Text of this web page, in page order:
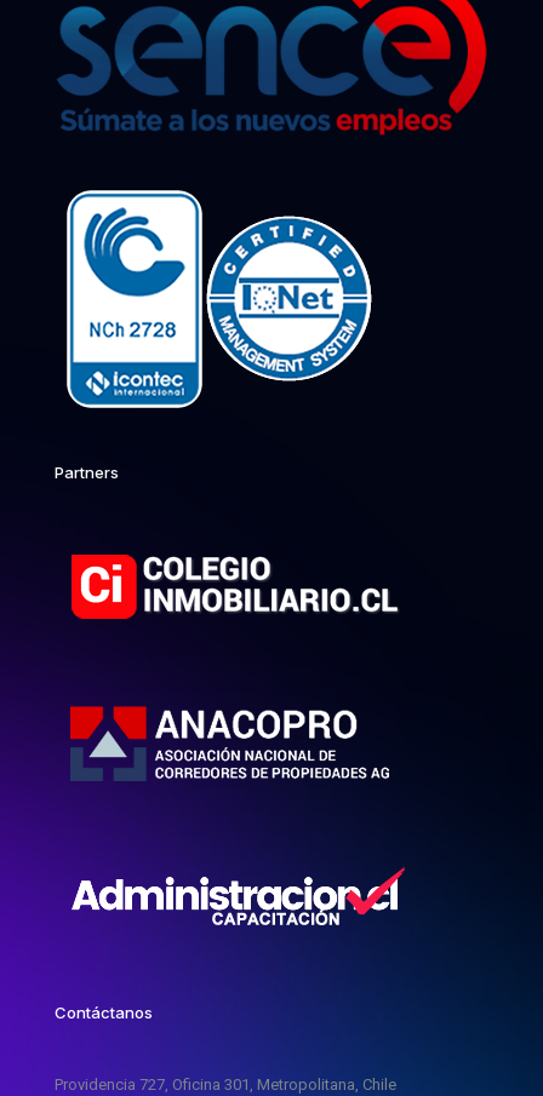
Partners
Contáctanos
Providencia 727, Oficina 301, Metropolitana, Chile